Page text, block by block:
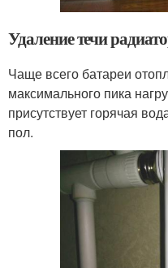
Удаление течи
Чаще всего батареи
максимального пика
присутствует горячая
пол.